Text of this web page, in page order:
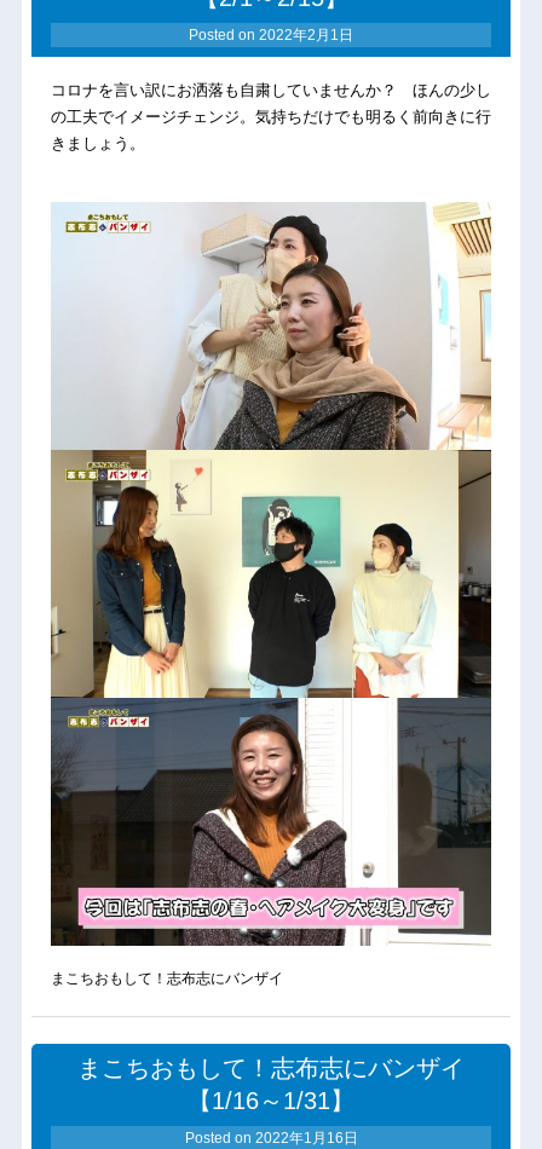
Posted on 2022年2月1日
コロナを言い訳にお洒落も自粛していませんか？ ほんの少し
の工夫でイメージチェンジ。気持ちだけでも明るく前向きに行
きましょう。
まこちおもして！志布志にバンザイ
まこちおもして！志布志にバンザイ
【1/16～1/31】
Posted on 2022年1月16日